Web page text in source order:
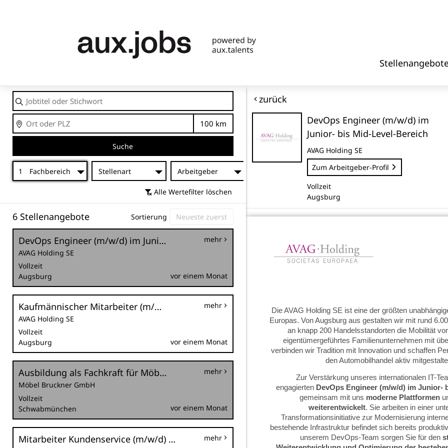
Jobtitel
oder
Stichwort
Ort
Entfernung
Suche
1 Fachbereich Stellenart Arbeitgeber
Alle Wertefilter löschen
6 Stellenangebote Sortierung
DevOps Engineer (m/w/d) im Junior- bis Mid-Level-Bereich
AVAG Holding SE
Vollzeit
Augsburg
mehr
vor einem Monat
Kaufmännischer Mitarbeiter (m/w/d) Disposition | Vertrieb im Automobilhandelskonzern
AVAG Holding SE
Vollzeit
Augsburg
mehr
vor einem Monat
Ausbildung als Fachkraft für Möbel-, Küchen- und Umzugsservice
Möbel Bruckner GmbH
Vollzeit
Schwabmünchen
mehr
vor einem Monat
Mitarbeiter Kundenservice (m/w/d) für unsere Autohäuser mehr
zurück
DevOps Engineer (m/w/d) im
Junior- bis Mid-Level-Bereich
AVAG Holding SE
Zum Arbeitgeber-Profil
Vollzeit
Augsburg